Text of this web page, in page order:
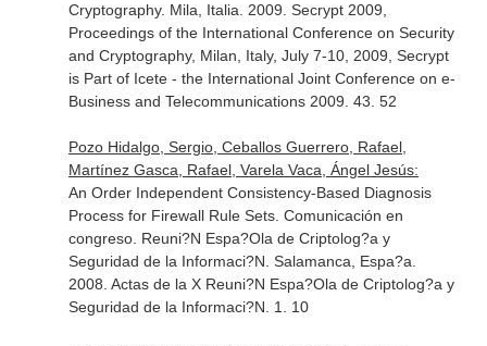
Cryptography. Mila, Italia. 2009. Secrypt 2009,
Proceedings of the International Conference on Security
and Cryptography, Milan, Italy, July 7-10, 2009, Secrypt
is Part of Icete - the International Joint Conference on e-
Business and Telecommunications 2009. 43. 52
Pozo Hidalgo, Sergio, Ceballos Guerrero, Rafael,
Martínez Gasca, Rafael, Varela Vaca, Ángel Jesús:
An Order Independent Consistency-Based Diagnosis
Process for Firewall Rule Sets. Comunicación en
congreso. Reuni?N Espa?Ola de Criptolog?a y
Seguridad de la Informaci?N. Salamanca, Espa?a.
2008. Actas de la X Reuni?N Espa?Ola de Criptolog?a y
Seguridad de la Informaci?N. 1. 10